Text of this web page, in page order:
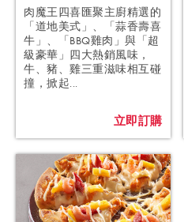
肉魔王四喜匯聚主廚精選的
「道地美式」、「蒜香壽喜
牛」、「BBQ雞肉」與「超
級豪華」四大熱銷風味，
牛、豬、雞三重滋味相互碰
撞，掀起...
立即訂購